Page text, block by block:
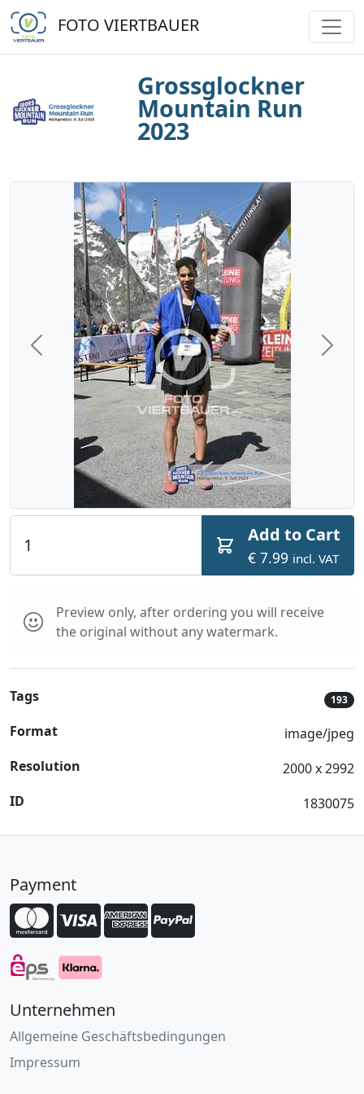
FOTO VIERTBAUER
Grossglockner
Mountain Run
2023
Previous Next
Add to Cart
€ 7.99 incl. VAT
Preview only, after ordering you will receive
the original without any watermark.
Tags 193
Format
image/jpeg
Resolution
2000 x 2992
ID
1830075
Payment
Unternehmen
Allgemeine Geschäftsbedingungen
Impressum